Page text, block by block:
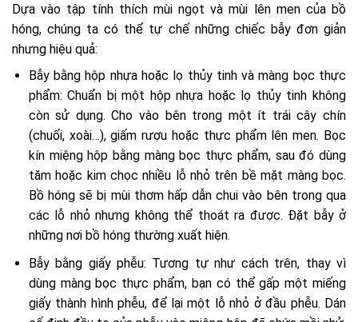
Dựa vào tập tính thích mùi ngọt và mùi lên men của bồ
hóng, chúng ta có thể tự chế những chiếc bẫy đơn giản
nhưng hiệu quả:
Bẫy bằng hộp nhựa hoặc lọ thủy tinh và màng bọc thực
phẩm: Chuẩn bị một hộp nhựa hoặc lọ thủy tinh không
còn sử dụng. Cho vào bên trong một ít trái cây chín
(chuối, xoài…), giấm rượu hoặc thực phẩm lên men. Bọc
kín miệng hộp bằng màng bọc thực phẩm, sau đó dùng
tăm hoặc kim chọc nhiều lỗ nhỏ trên bề mặt màng bọc.
Bồ hóng sẽ bị mùi thơm hấp dẫn chui vào bên trong qua
các lỗ nhỏ nhưng không thể thoát ra được. Đặt bẫy ở
những nơi bồ hóng thường xuất hiện.
Bẫy bằng giấy phễu: Tương tự như cách trên, thay vì
dùng màng bọc thực phẩm, bạn có thể gấp một miếng
giấy thành hình phễu, để lại một lỗ nhỏ ở đầu phễu. Dán